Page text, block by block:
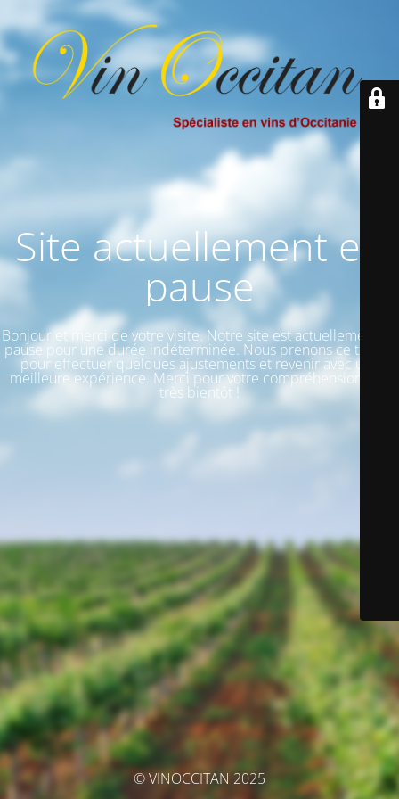
Site actuellement en
pause
Bonjour et merci de votre visite. Notre site est actuellement en
pause pour une durée indéterminée. Nous prenons ce temps
pour effectuer quelques ajustements et revenir avec une
meilleure expérience. Merci pour votre compréhension et à
très bientôt !
© VINOCCITAN 2025